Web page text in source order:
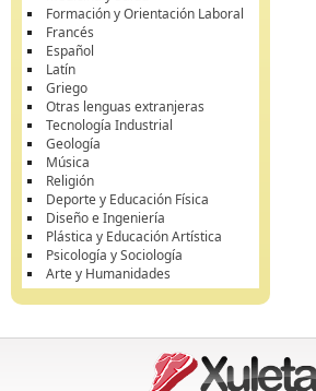
Formación y Orientación Laboral
Francés
Español
Latín
Griego
Otras lenguas extranjeras
Tecnología Industrial
Geología
Música
Religión
Deporte y Educación Física
Diseño e Ingeniería
Plástica y Educación Artística
Psicología y Sociología
Arte y Humanidades